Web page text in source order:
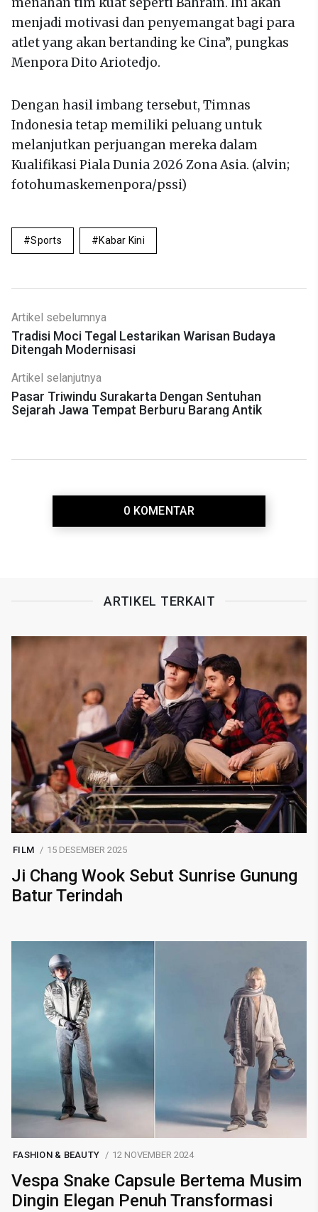
menjadi motivasi dan penyemangat bagi para
atlet yang akan bertanding ke Cina”, pungkas
Menpora Dito Ariotedjo.
Dengan hasil imbang tersebut, Timnas
Indonesia tetap memiliki peluang untuk
melanjutkan perjuangan mereka dalam
Kualifikasi Piala Dunia 2026 Zona Asia. (alvin;
fotohumaskemenpora/pssi)
Sports Kabar Kini
Artikel sebelumnya
Tradisi Moci Tegal Lestarikan Warisan Budaya
Ditengah Modernisasi
Artikel selanjutnya
Pasar Triwindu Surakarta Dengan Sentuhan
Sejarah Jawa Tempat Berburu Barang Antik
0 KOMENTAR
ARTIKEL TERKAIT
FILM 15 DESEMBER 2025
Ji Chang Wook Sebut Sunrise Gunung
Batur Terindah
FASHION & BEAUTY 12 NOVEMBER 2024
Vespa Snake Capsule Bertema Musim
Dingin Elegan Penuh Transformasi